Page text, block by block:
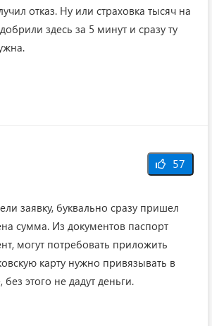
отказ. Ну или страховка тысяч на
здесь за 5 минут и сразу ту
57
заявку, буквально сразу пришел
сумма. Из документов паспорт
могут потребовать приложить
карту нужно привязывать в
этого не дадут деньги.